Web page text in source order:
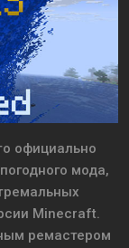
официально
мода,
Minecraft.
ремастером